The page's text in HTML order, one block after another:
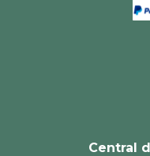
Central